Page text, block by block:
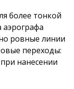
более тонкой
ровные линии
переходы:
нанесении